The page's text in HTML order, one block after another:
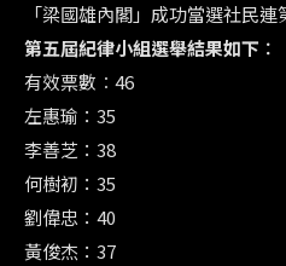
「梁國雄內閣」成功當選社民
第五屆紀律小組選舉結果如下︰
有效票數︰46
左惠瑜：35
李善芝：38
何樹初：35
劉偉忠：40
黃俊杰：37